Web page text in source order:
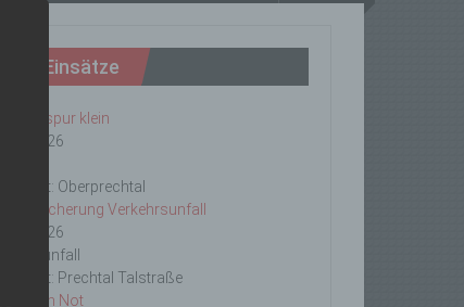
Einsätze
1, Ölspur klein
06/2026
Oberprechtal
2 Absicherung Verkehrsunfall
06/2026
Prechtal Talstraße
Tier in Not